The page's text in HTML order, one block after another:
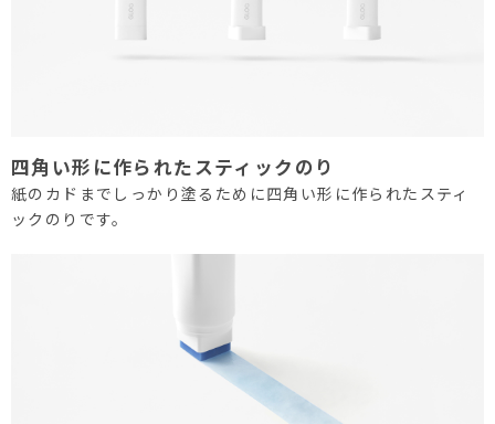
四角い形に作られたスティックのり
紙のカドまでしっかり塗るために四角い形に作られたスティ
ックのりです。